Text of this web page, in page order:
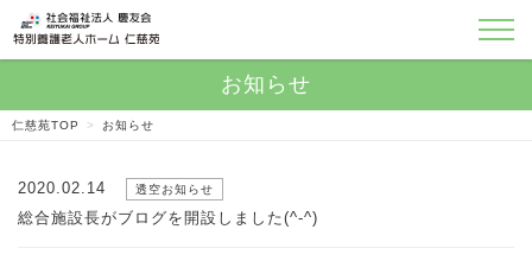
仁慈苑TOP > お知らせ
2020.02.14 透空お知らせ
総合施設長がブログを開設しました(^-^)